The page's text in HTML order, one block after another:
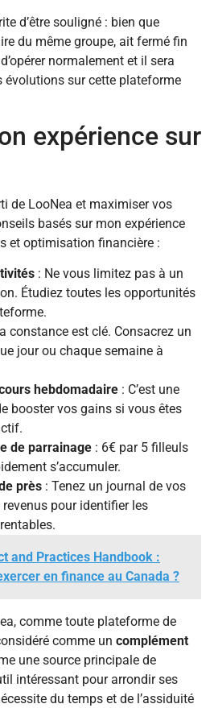
d’être souligné : bien que
du même groupe, ait fermé fin
normalement et il sera
évolutions sur cette plateforme
expérience sur
de LooNea et maximiser vos
basés sur mon expérience
et optimisation financière :
: Ne vous limitez pas à un
Étudiez toutes les opportunités
constance est clé. Consacrez un
jour ou chaque semaine à
hebdomadaire : C’est une
booster vos gains si vous êtes
de parrainage : 6€ par 5 filleuls
s’accumuler.
près : Tenez un journal de vos
pour identifier les
and Practices Handbook :
en finance au Canada ?
comme toute plateforme de
comme un complément
une source principale de
intéressant pour arrondir ses
du temps et de l’assiduité